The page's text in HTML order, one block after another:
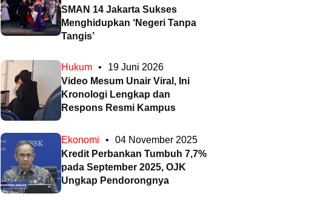
SMAN 14 Jakarta Sukses
Menghidupkan ‘Negeri Tanpa
Tangis’
Hukum •
19 Juni 2026
Video Mesum Unair Viral, Ini
Kronologi Lengkap dan
Respons Resmi Kampus
Ekonomi •
04 November 2025
Kredit Perbankan Tumbuh 7,7%
pada September 2025, OJK
Ungkap Pendorongnya